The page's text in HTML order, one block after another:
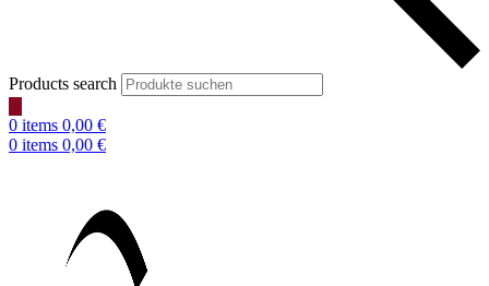
Products search
0 items 0,00 €
0 items 0,00 €